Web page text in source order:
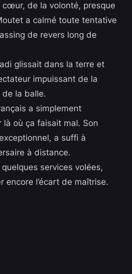
cœur, de la volonté, presque
a calmé toute tentative
de revers long de
glissait dans la terre et
impuissant de la
la balle.
a simplement
là où ça faisait mal. Son
a suffi à
à distance.
quelques services volées,
encore l’écart de maîtrise.